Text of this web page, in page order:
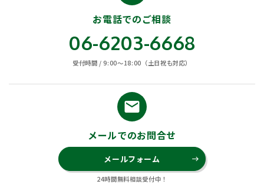
お電話でのご相談
06-6203-6668
受付時間 / 9:00〜18:00（土日祝も対応）
email
メールでのお問合せ
メールフォーム east
24時間無料相談受付中！